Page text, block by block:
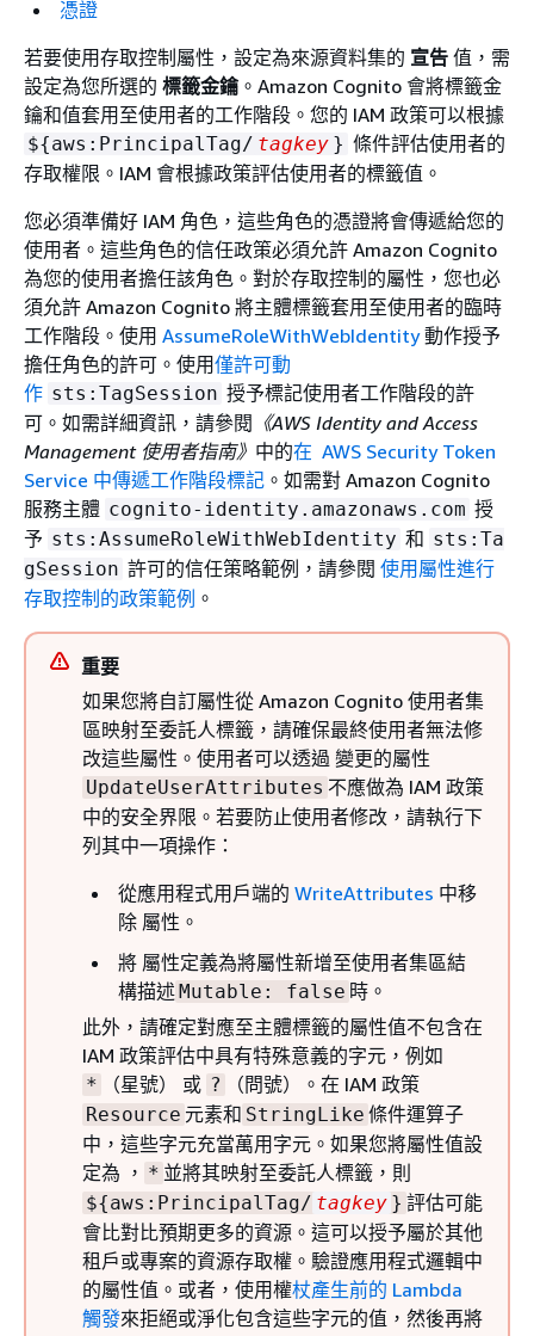
憑證
若要使用存取控制屬性，設定為來源資料集的 宣告 值，需
設定為您所選的 標籤金鑰 。Amazon Cognito 會將標籤金
鑰和值套用至使用者的工作階段。您的 IAM 政策可以根據
${aws:PrincipalTag/ tagkey } 條件評估使用者的
存取權限。IAM 會根據政策評估使用者的標籤值。
您必須準備好 IAM 角色，這些角色的憑證將會傳遞給您的
使用者。這些角色的信任政策必須允許 Amazon Cognito
為您的使用者擔任該角色。對於存取控制的屬性，您也必
須允許 Amazon Cognito 將主體標籤套用至使用者的臨時
工作階段。使用 AssumeRoleWithWebIdentity動作授予
擔任角色的許可。使用僅許可動
作 sts:TagSession 授予標記使用者工作階段的許
可。如需詳細資訊，請參閱 《AWS Identity and Access
Management 使用者指南》 中的在 AWS Security Token
Service 中傳遞工作階段標記 。如需對 Amazon Cognito
服務主體 cognito-identity.amazonaws.com 授
予 sts:AssumeRoleWithWebIdentity 和 sts:Ta
gSession 許可的信任策略範例，請參閱 使用屬性進行
存取控制的政策範例 。
重要
如果您將自訂屬性從 Amazon Cognito 使用者集
區映射至委託人標籤，請確保最終使用者無法修
改這些屬性。使用者可以透過 變更的屬性
UpdateUserAttributes 不應做為 IAM 政策
中的安全界限。若要防止使用者修改，請執行下
列其中一項操作：
從應用程式用戶端的 WriteAttributes 中移
除 屬性。
將 屬性定義為將屬性新增至使用者集區結
構描述Mutable: false 時。
此外，請確定對應至主體標籤的屬性值不包含在
IAM 政策評估中具有特殊意義的字元，例如
* （星號） 或 ? （問號）。在 IAM 政策
Resource 元素和 StringLike 條件運算子
中，這些字元充當萬用字元。如果您將屬性值設
定為 ， * 並將其映射至委託人標籤，則
${aws:PrincipalTag/ tagkey } 評估可能
會比對比預期更多的資源。這可以授予屬於其他
租戶或專案的資源存取權。驗證應用程式邏輯中
的屬性值。或者，使用權杖產生前的 Lambda
觸發來拒絕或淨化包含這些字元的值，然後再將